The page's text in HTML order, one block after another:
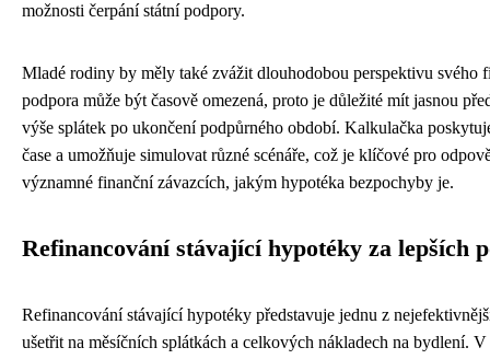
možnosti čerpání státní podpory.
Mladé rodiny by měly také zvážit dlouhodobou perspektivu svého
podpora může být časově omezená, proto je důležité mít jasnou
výše splátek po ukončení podpůrného období. Kalkulačka
čase a umožňuje simulovat různé scénáře, což je klíčové pro
významné finanční závazcích, jakým hypotéka bezpochyby je.
Refinancování stávající hypotéky za lepších
Refinancování stávající hypotéky představuje jednu z
ušetřit na měsíčních splátkách a celkových nákladech na bydlení. V